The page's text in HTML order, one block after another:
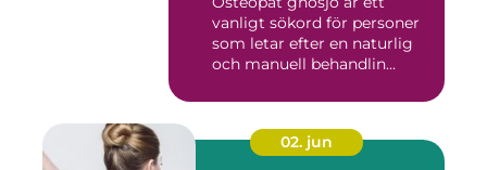
vanligt sökord för personer
som letar efter en naturlig
och manuell behandlin...
02. jun